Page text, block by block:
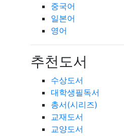
중국어
일본어
영어
추천도서
수상도서
대학생필독서
총서(시리즈)
교재도서
교양도서